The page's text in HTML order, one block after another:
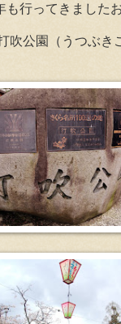
も行ってきました
吹公園（うつぶき